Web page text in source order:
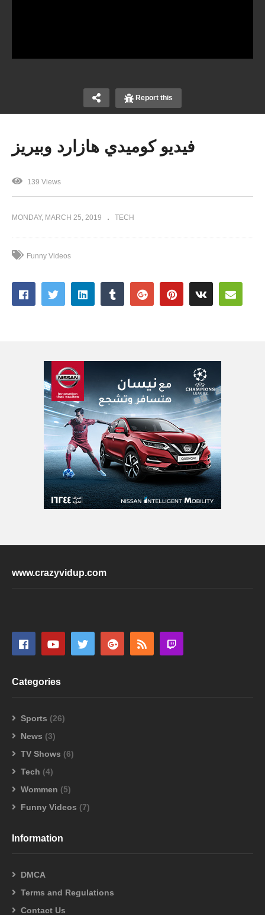
Report this
فيديو كوميدي هازارد وبيريز
139 Views
MONDAY, MARCH 25, 2019 TECH
Funny Videos
www.crazyvidup.com
Categories
Sports (26)
News (3)
TV Shows (6)
Tech (4)
Wommen (5)
Funny Videos (7)
Information
DMCA
Terms and Regulations
Contact Us